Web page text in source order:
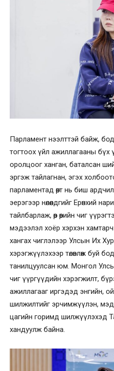
Парламент нээлттэй байж,
тогтоох үйл ажиллагааны бүх
оролцоог ханган, баталсан
эргэж тайлагнан, эгэх
парламентад өөрт нь биш
эерэгээр нөлөөлдгийг Ерөнхий
тайлбарлаж, өөр өөрийн чиг
мэдээлэл хоёр хэрхэн
хангах чиглэлээр Улсын Их
хэрэгжүүлэхээр төлөвлөж буй
танилцуулсан юм. Монгол
чиг үүргүүдийн хэрэгжилт,
ажиллагааг иргэдэд энгийн,
шилжилтийг эрчимжүүлэн,
цагийн горимд шилжүүлэхэд
хандуулж байна.